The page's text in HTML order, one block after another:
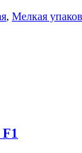
, Мелкая